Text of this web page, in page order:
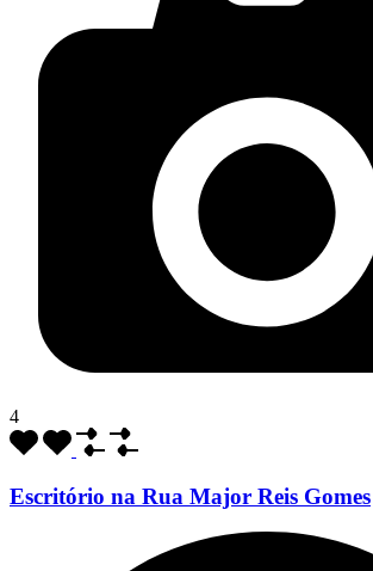
4
Escritório na Rua Major Reis Gomes